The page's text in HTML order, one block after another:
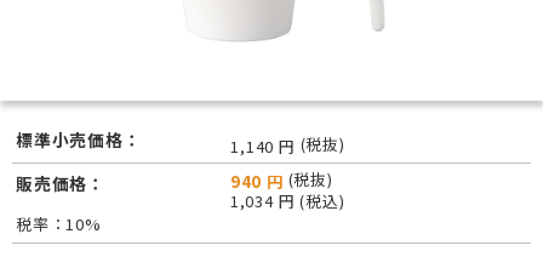
標準小売価格： 1,140 円 (税抜)
販売価格： 940 円 (税抜)
1,034 円 (税込)
税率：10%